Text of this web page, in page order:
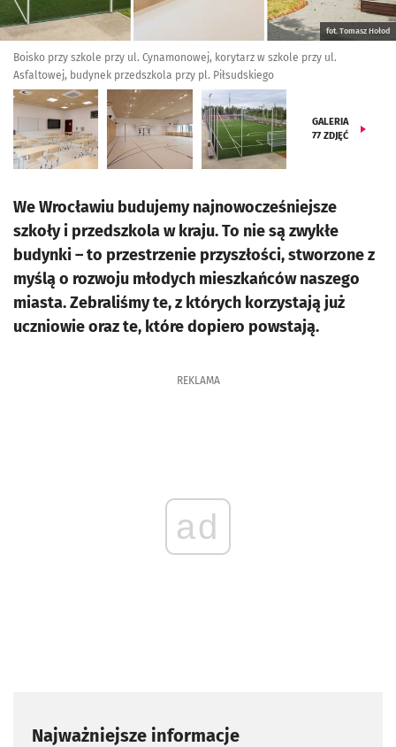
fot. Tomasz Hołod
Boisko przy szkole przy ul. Cynamonowej, korytarz w szkole przy ul.
Asfaltowej, budynek przedszkola przy pl. Piłsudskiego
GALERIA
77 ZDJĘĆ
We Wrocławiu budujemy najnowocześniejsze
szkoły i przedszkola w kraju. To nie są zwykłe
budynki – to przestrzenie przyszłości, stworzone z
myślą o rozwoju młodych mieszkańców naszego
miasta. Zebraliśmy te, z których korzystają już
uczniowie oraz te, które dopiero powstają.
REKLAMA
ad
Najważniejsze informacje